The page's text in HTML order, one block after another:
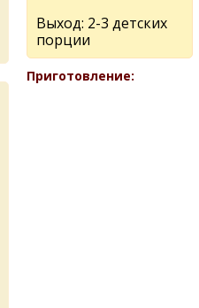
Выход: 2-3 детских
порции
Приготовление: